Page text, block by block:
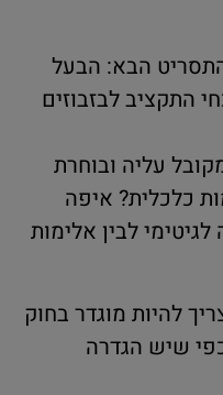
הבא: הבעל
התקציב לבזבוזים
עליה ובוחרת
כלכלית? איפה
לבין אלימות
להיות מוגדר בחוק
שיש הגדרה